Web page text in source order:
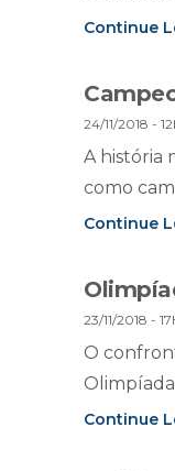
Continue
24/11/2018 -
A história
como
Continue
23/11/2018 -
O
Continue